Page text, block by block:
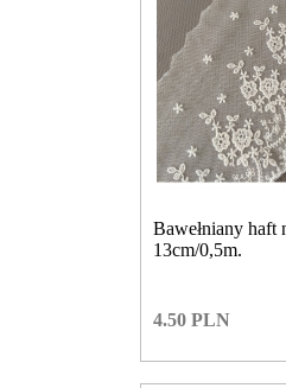
Bawełniany haft
13cm/0,5m.
4.50 PLN